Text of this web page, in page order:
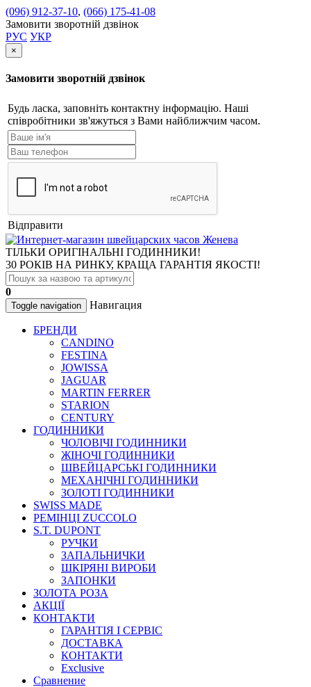
(096) 912-37-10, (066) 175-41-08
Замовити зворотній дзвінок
РУС УКР
×
Замовити зворотній дзвінок
Будь ласка, заповніть контактну інформацію. Наші
співробітники зв'яжуться з Вами найближчим часом.
Відправити
ТІЛЬКИ ОРИГІНАЛЬНІ ГОДИННИКИ!
30 РОКІВ НА РИНКУ, КРАЩА ГАРАНТІЯ ЯКОСТІ!
0
Toggle navigation Навигация
БРЕНДИ
CANDINO
FESTINA
JOWISSA
JAGUAR
MARTIN FERRER
STARION
CENTURY
ГОДИННИКИ
ЧОЛОВІЧІ ГОДИННИКИ
ЖІНОЧІ ГОДИННИКИ
ШВЕЙЦАРСЬКІ ГОДИННИКИ
МЕХАНІЧНІ ГОДИННИКИ
ЗОЛОТІ ГОДИННИКИ
SWISS MADE
РЕМІНЦІ ZUCCOLO
S.T. DUPONT
РУЧКИ
ЗАПАЛЬНИЧКИ
ШКІРЯНІ ВИРОБИ
ЗАПОНКИ
ЗОЛОТА РОЗА
АКЦІЇ
КОНТАКТИ
ГАРАНТІЯ І СЕРВІС
ДОСТАВКА
КОНТАКТИ
Exclusive
Сравнение